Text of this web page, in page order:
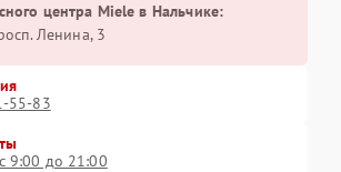
центра Miele в Нальчике:
Ленина, 3
55-83
9:00 до 21:00